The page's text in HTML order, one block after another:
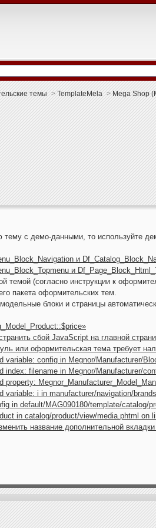
темы > TemplateMela > Mega Shop
с демо-данными, то используйте
и
и
темой (согласно инструкции к
пакета оформительских тем.
блоки и страницы
сбой JavaScript на главной
или оформительская тема требует
variable: config in Megnor/Manufacturer/
index: filename in Megnor/Manufacturer/
property:
variable: i in manufacturer/navigation/
in default/MAG090180/template/catalog/
in catalog/product/view/media.phtml on
название дополнительной